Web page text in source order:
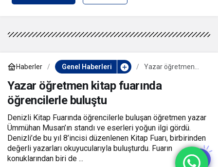
Haberler Genel Haberleri
Yazar öğretmen
öğrencilerle buluştu
Yazar öğretmen kitap fuarında
öğrencilerle buluştu
Denizli Kitap Fuarında öğrencilerle buluşan öğretmen yazar
Ümmühan Musan’ın standı ve eserleri yoğun ilgi gördü.
Denizli’de bu yıl 8’incisi düzenlenen Kitap Fuarı, birbirinden
değerli yazarları okuyucularıyla buluşturdu. Fuarın
konuklarından biri de ...